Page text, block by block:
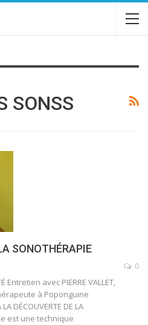
SONSS
SONOTHÉRAPIE
0
Entretien avec PIERRE VALLET,
à Poponguine
DÉCOUVERTE DE LA
est une technique